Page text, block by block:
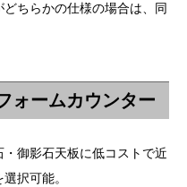
ちらかの仕様の場合は、同
ォームカウンター
御影石天板に低コストで近
択可能。